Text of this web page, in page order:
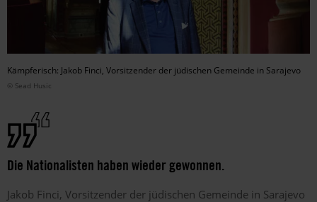
Kämpferisch: Jakob Finci, Vorsitzender der jüdischen Gemeinde in Sarajevo
© Sead Husic
Die Nationalisten haben wieder gewonnen.
Jakob Finci Vorsitzender der jüdischen Gemeinde in Sarajevo